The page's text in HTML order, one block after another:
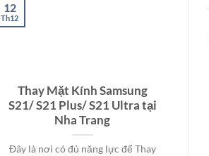
Thay Mặt Kính Samsung
S21/ S21 Plus/ S21 Ultra tại
Nha Trang
Đây là nơi có đủ năng lực để Thay
12
Th12